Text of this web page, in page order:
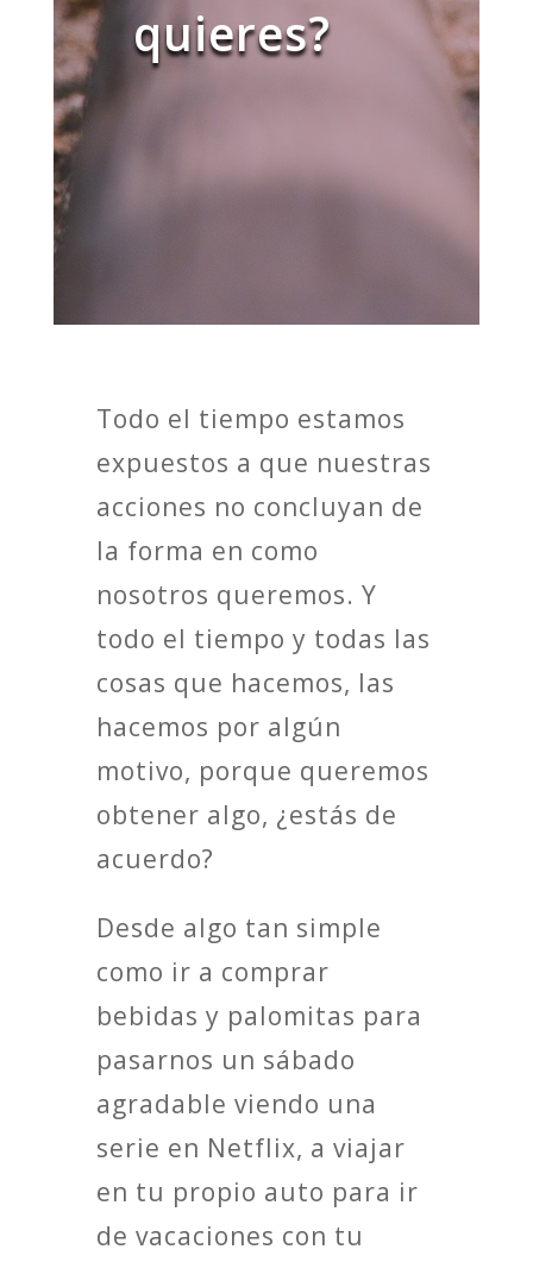
quieres?
Todo el tiempo estamos
expuestos a que nuestras
acciones no concluyan de
la forma en como
nosotros queremos. Y
todo el tiempo y todas las
cosas que hacemos, las
hacemos por algún
motivo, porque queremos
obtener algo, ¿estás de
acuerdo?
Desde algo tan simple
como ir a comprar
bebidas y palomitas para
pasarnos un sábado
agradable viendo una
serie en Netflix, a viajar
en tu propio auto para ir
de vacaciones con tu